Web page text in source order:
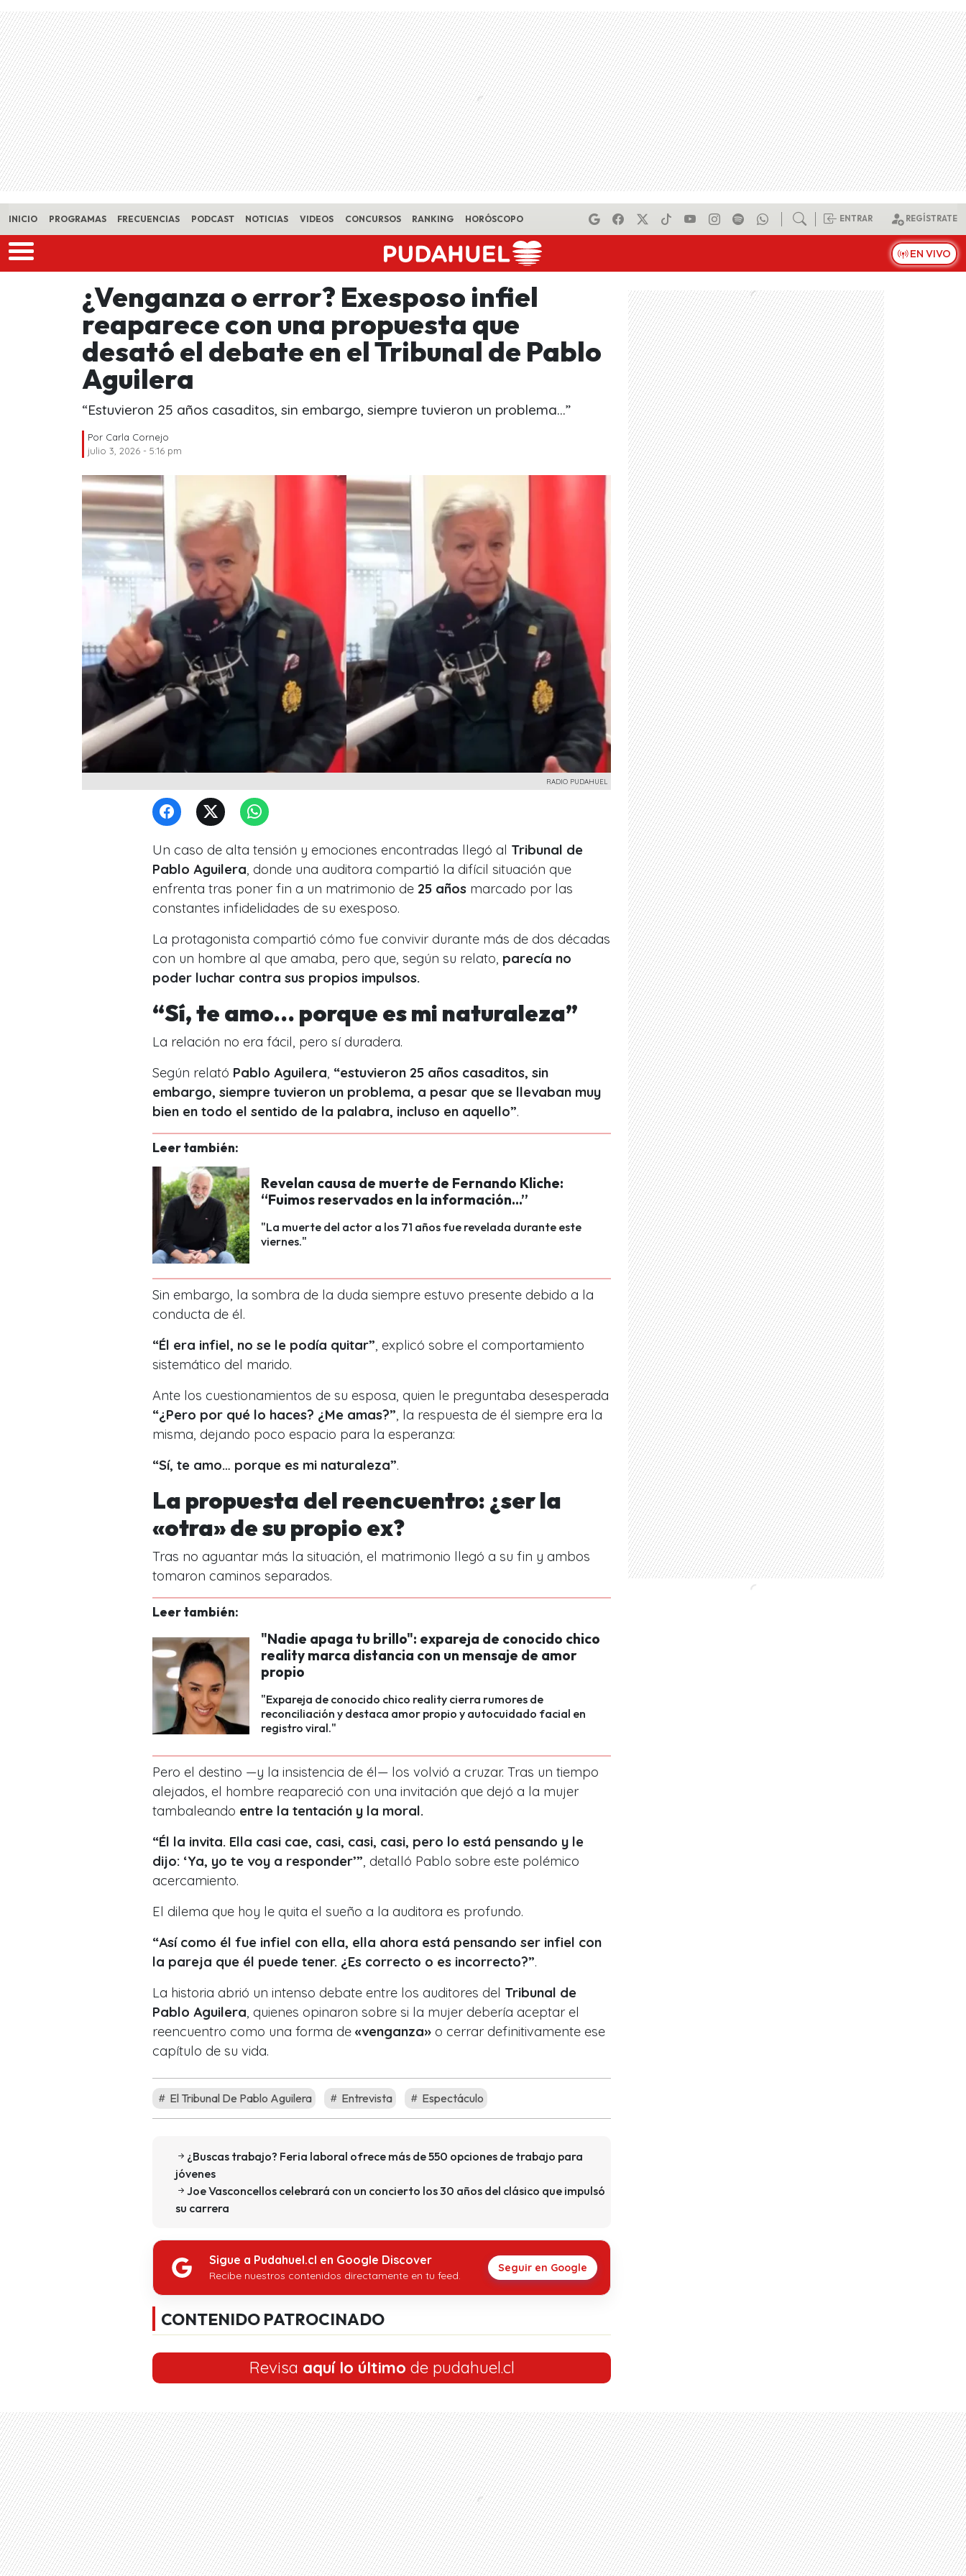
Skip to main content
INICIO PROGRAMAS FRECUENCIAS PODCAST NOTICIAS VIDEOS CONCURSOS RANKING HORÓSCOPO ENTRAR REGÍSTRATE
EN VIVO
¿Venganza o error? Exesposo infiel
reaparece con una propuesta que
desató el debate en el Tribunal de Pablo
Aguilera
“Estuvieron 25 años casaditos, sin embargo, siempre tuvieron un problema...”
Por Carla Cornejo
julio 3, 2026 - 5:16 pm
RADIO PUDAHUEL
Un caso de alta tensión y emociones encontradas llegó al Tribunal de
Pablo Aguilera , donde una auditora compartió la difícil situación que
enfrenta tras poner fin a un matrimonio de 25 años marcado por las
constantes infidelidades de su exesposo.
La protagonista compartió cómo fue convivir durante más de dos décadas
con un hombre al que amaba, pero que, según su relato, parecía no
poder luchar contra sus propios impulsos.
“Sí, te amo… porque es mi naturaleza”
La relación no era fácil, pero sí duradera.
Según relató Pablo Aguilera “estuvieron 25 años casaditos, sin
embargo, siempre tuvieron un problema, a pesar que se llevaban muy
bien en todo el sentido de la palabra, incluso en aquello”.
Leer también:
Revelan causa de muerte de Fernando Kliche:
“Fuimos reservados en la información...”
"La muerte del actor a los 71 años fue revelada durante este
viernes."
Sin embargo, la sombra de la duda siempre estuvo presente debido a la
conducta de él.
“Él era infiel, no se le podía quitar” , explicó sobre el comportamiento
sistemático del marido.
Ante los cuestionamientos de su esposa, quien le preguntaba desesperada
“¿Pero por qué lo haces? ¿Me amas?” , la respuesta de él siempre era la
misma, dejando poco espacio para la esperanza:
“Sí, te amo… porque es mi naturaleza”.
La propuesta del reencuentro: ¿ser la
«otra» de su propio ex?
Tras no aguantar más la situación, el matrimonio llegó a su fin y ambos
tomaron caminos separados.
Leer también:
"Nadie apaga tu brillo": expareja de conocido chico
reality marca distancia con un mensaje de amor
propio
"Expareja de conocido chico reality cierra rumores de
reconciliación y destaca amor propio y autocuidado facial en
registro viral."
Pero el destino —y la insistencia de él— los volvió a cruzar. Tras un tiempo
alejados, el hombre reapareció con una invitación que dejó a la mujer
tambaleando entre la tentación y la moral.
“Él la invita. Ella casi cae, casi, casi, casi, pero lo está pensando y le
dijo: ‘Ya, yo te voy a responder’” , detalló Pablo sobre este polémico
acercamiento.
El dilema que hoy le quita el sueño a la auditora es profundo.
“Así como él fue infiel con ella, ella ahora está pensando ser infiel con
la pareja que él puede tener. ¿Es correcto o es incorrecto?”.
La historia abrió un intenso debate entre los auditores del Tribunal de
Pablo Aguilera , quienes opinaron sobre si la mujer debería aceptar el
reencuentro como una forma de «venganza» o cerrar definitivamente ese
capítulo de su vida.
El Tribunal De Pablo Aguilera Entrevista Espectáculo
¿Buscas trabajo? Feria laboral ofrece más de 550 opciones de trabajo para
jóvenes
Joe Vasconcellos celebrará con un concierto los 30 años del clásico que impulsó
su carrera
Sigue a Pudahuel.cl en Google Discover
Recibe nuestros contenidos directamente en tu feed.
Seguir en Google
CONTENIDO PATROCINADO
Revisa aquí lo último de pudahuel.cl